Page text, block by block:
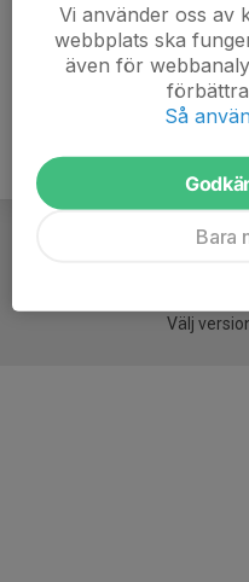
Välj
Vi använder oss av
webbplats ska
även för
Så
Bara